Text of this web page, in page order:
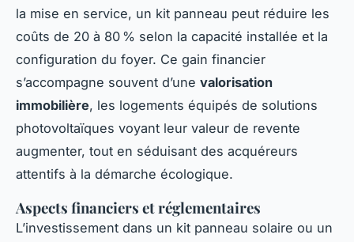
la mise en service, un kit panneau peut réduire les
coûts de 20 à 80 % selon la capacité installée et la
configuration du foyer. Ce gain financier
s’accompagne souvent d’une valorisation
immobilière, les logements équipés de solutions
photovoltaïques voyant leur valeur de revente
augmenter, tout en séduisant des acquéreurs
attentifs à la démarche écologique.
Aspects financiers et réglementaires
L’investissement dans un kit panneau solaire ou un